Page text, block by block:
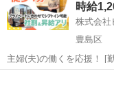
してください♪ アルバ
時給
株式会社
豊島区
主婦(夫)の働くを応援！ [勤務日数]： 週1日~
08:00~14:00/